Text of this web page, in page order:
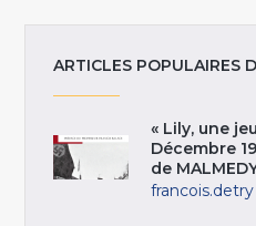
ARTICLES POPULAIRES
« Lily, une
Décembre
de
francois.detry